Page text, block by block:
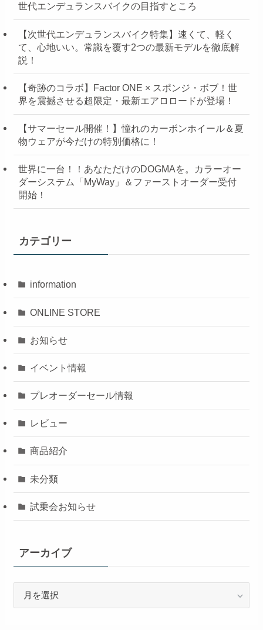
世代エンデュランスバイクの目指すところ
【次世代エンデュランスバイク特集】速くて、軽く
て、心地いい。常識を覆す2つの最新モデルを徹底解
説！
【奇跡のコラボ】Factor ONE × スポンジ・ボブ！世
界を震撼させる超限定・最新エアロロードが登場！
【サマーセール開催！】憧れのカーボンホイール＆夏
物ウェアが今だけの特別価格に！
世界に一台！！あなただけのDOGMAを。カラーオー
ダーシステム「MyWay」＆ファーストオーダー受付
開始！
カテゴリー
information
ONLINE STORE
お知らせ
イベント情報
プレオーダーセール情報
レビュー
商品紹介
未分類
試乗会お知らせ
アーカイブ